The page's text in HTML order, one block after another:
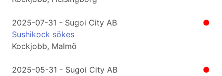
●
2025-07-31 - Sugoi City AB
Sushikock sökes
Kockjobb, Malmö
●
2025-05-31 - Sugoi City AB